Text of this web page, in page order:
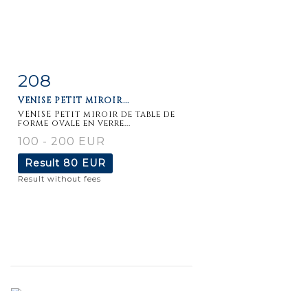
Item detail
208
VENISE PETIT MIROIR...
VENISE Petit miroir de table de
forme ovale en verre...
100 - 200 EUR
Result 80 EUR
Result without fees